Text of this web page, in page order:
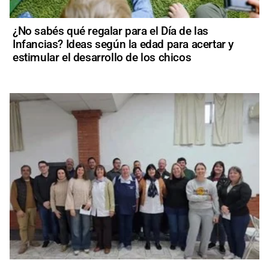
¿No sabés qué regalar para el Día de las
Infancias? Ideas según la edad para acertar y
estimular el desarrollo de los chicos